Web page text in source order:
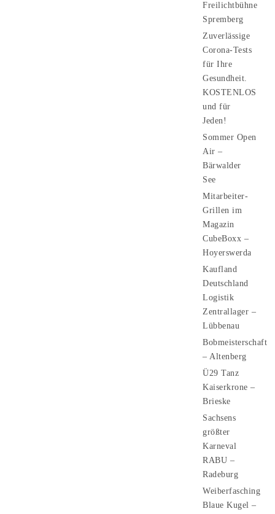
Freilichtbühne
Spremberg
Zuverlässige
Corona-Tests
für Ihre
Gesundheit.
KOSTENLOS
und für
Jeden!
Sommer Open
Air –
Bärwalder
See
Mitarbeiter-
Grillen im
Magazin
CubeBoxx –
Hoyerswerda
Kaufland
Deutschland
Logistik
Zentrallager –
Lübbenau
Bobmeisterschaft
– Altenberg
Ü29 Tanz
Kaiserkrone –
Brieske
Sachsens
größter
Karneval
RABU –
Radeburg
Weiberfasching
Blaue Kugel –